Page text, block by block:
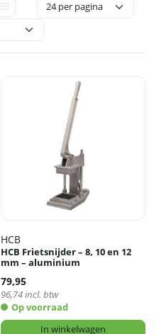
HCB
HCB Frietsnijder – 8, 10 en 12
mm – aluminium
79,95
96,74incl. btw
Op voorraad
In winkelwagen